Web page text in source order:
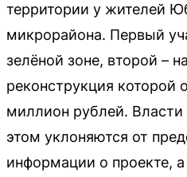
территории у жителей
микрорайона. Первый
зелёной зоне, второй –
реконструкция которой
миллион рублей. Власти
этом уклоняются от
информации о проекте,